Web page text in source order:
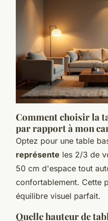
Comment choisir la
par rapport à mon
Optez pour une table
représente les 2/3 de
50 cm d'espace tout
confortablement. Cette
équilibre visuel parfait.
Quelle hauteur de